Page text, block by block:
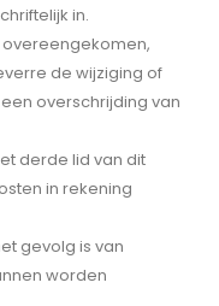
in.
overeengekomen,
de wijziging of
overschrijding van
derde lid van dit
in rekening
gevolg is van
worden